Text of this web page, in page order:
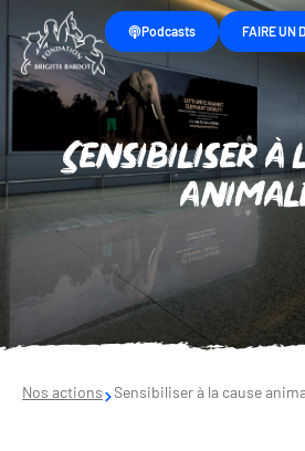
Podcasts FAIRE UN
Sensibiliser à
Nos actions Sensibiliser à la cause